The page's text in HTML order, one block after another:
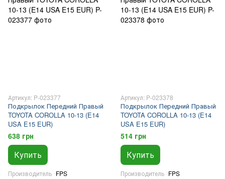
Артикул: P-023377
Подкрылок Передний Правый
TOYOTA COROLLA 10-13 (E14
USA E15 EUR)
638 грн
Купить
Производитель FPS
Артикул: P-023378
Подкрылок Передний Правый
TOYOTA COROLLA 10-13 (E14
USA E15 EUR)
514 грн
Купить
Производитель FPS